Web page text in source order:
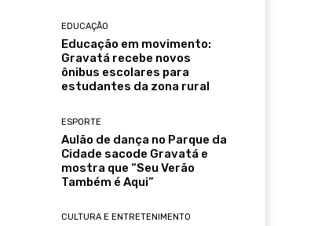
EDUCAÇÃO
Educação em movimento:
Gravatá recebe novos
ônibus escolares para
estudantes da zona rural
ESPORTE
Aulão de dança no Parque da
Cidade sacode Gravatá e
mostra que “Seu Verão
Também é Aqui”
CULTURA E ENTRETENIMENTO